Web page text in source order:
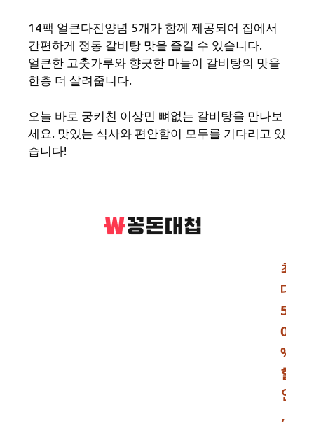
14팩 얼큰다진양념 5개가 함께 제공되어 집에서
간편하게 정통 갈비탕 맛을 즐길 수 있습니다.
얼큰한 고춧가루와 향긋한 마늘이 갈비탕의 맛을
한층 더 살려줍니다.
오늘 바로 궁키친 이상민 뼈없는 갈비탕을 만나보
세요. 맛있는 식사와 편안함이 모두를 기다리고 있
습니다!
최
대
5
0
%
할
인
,